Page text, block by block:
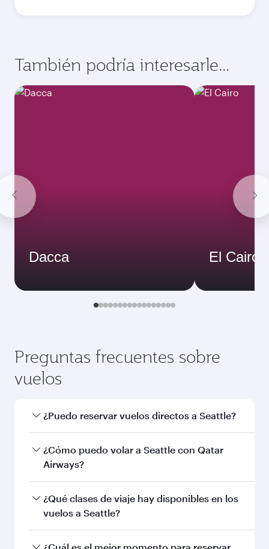
También podría interesarle...
Dacca El Cairo
Preguntas frecuentes sobre
vuelos
¿Puedo reservar vuelos directos a Seattle?
Sí, Qatar Airways opera vuelos directos a
Seattle. Busque vuelos a través en nuestra
¿Cómo puedo volar a Seattle con Qatar
Airways?
Puede volar directamente a Seattle con Qatar
Airways. Le conectamos con más de 150
¿Qué clases de viaje hay disponibles en los
vuelos a Seattle?
La disponibilidad de las clases de viaje